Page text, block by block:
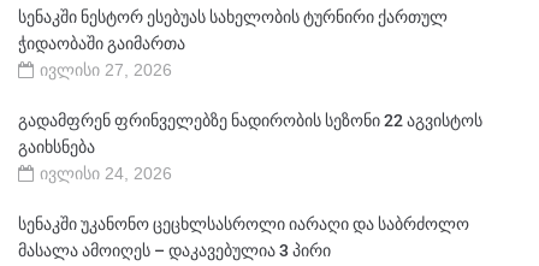
სენაკში ნესტორ ესებუას სახელობის ტურნირი ქართულ
ჭიდაობაში გაიმართა
ივლისი 27, 2026
გადამფრენ ფრინველებზე ნადირობის სეზონი 22 აგვისტოს
გაიხსნება
ივლისი 24, 2026
სენაკში უკანონო ცეცხლსასროლი იარაღი და საბრძოლო
მასალა ამოიღეს – დაკავებულია 3 პირი